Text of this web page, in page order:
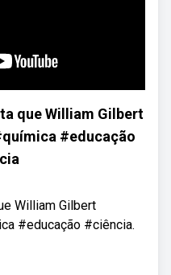
que William Gilbert
#educação
William Gilbert
#educação #ciência.